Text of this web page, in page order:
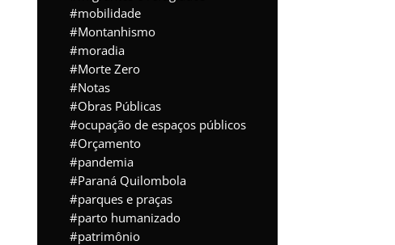
mobilidade
Montanhismo
moradia
Morte Zero
Notas
Obras Públicas
ocupação de espaços públicos
Orçamento
pandemia
Paraná Quilombola
parques e praças
parto humanizado
patrimônio